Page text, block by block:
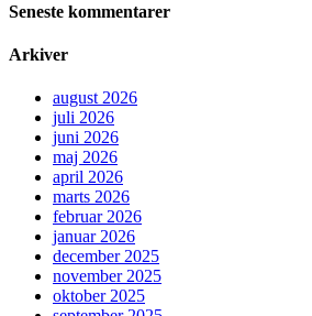
Seneste kommentarer
Arkiver
august 2026
juli 2026
juni 2026
maj 2026
april 2026
marts 2026
februar 2026
januar 2026
december 2025
november 2025
oktober 2025